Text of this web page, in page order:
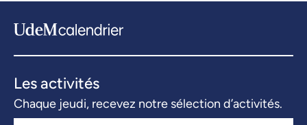
Les activités
Chaque jeudi, recevez notre sélection d’activités.